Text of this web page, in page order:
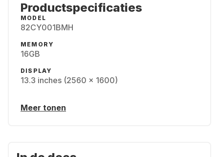
Productspecificaties
MODEL
82CY001BMH
MEMORY
16GB
DISPLAY
13.3 inches (2560 x 1600)
Meer tonen